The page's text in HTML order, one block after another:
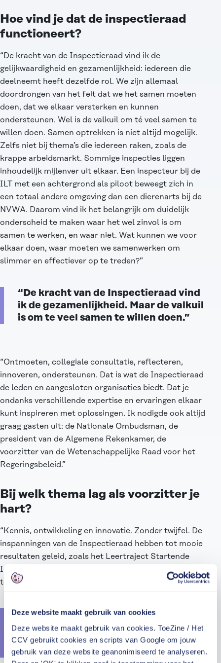
Deze website maakt gebruik van cookies
Deze website maakt gebruik van cookies. ToeZine / Het
CCV gebruikt cookies en scripts van Google om jouw
gebruik van deze website geanonimiseerd te analyseren.
Hoe vind je dat de inspectieraad
functioneert?
“De kracht van de Inspectieraad vind ik de
gelijkwaardigheid en gezamenlijkheid: iedereen die
deelneemt heeft dezelfde rol. We zijn allemaal
doordrongen van het feit dat we het samen moeten
doen, dat we elkaar versterken en kunnen
ondersteunen. Wel is de valkuil om té veel samen te
willen doen. Samen optrekken is niet altijd mogelijk.
Zelfs niet bij thema’s die iedereen raken, zoals de
krappe arbeidsmarkt. Sommige inspecties liggen
inhoudelijk mijlenver uit elkaar. Een inspecteur bij de
ILT met een achtergrond als piloot beweegt zich in
een totaal andere omgeving dan een dierenarts bij de
NVWA. Daarom vind ik het belangrijk om duidelijk
onderscheid te maken waar het wel zinvol is om
samen te werken, en waar niet. Wat kunnen we voor
elkaar doen, waar moeten we samenwerken om
slimmer en effectiever op te treden?”
“De kracht van de Inspectieraad vind
ik de gezamenlijkheid. Maar de valkuil
is om te veel samen te willen doen.”
“Ontmoeten, collegiale consultatie, reflecteren,
innoveren, ondersteunen. Dat is wat de Inspectieraad
de leden en aangesloten organisaties biedt. Dat je
ondanks verschillende expertise en ervaringen elkaar
kunt inspireren met oplossingen. Ik nodigde ook altijd
graag gasten uit: de Nationale Ombudsman, de
president van de Algemene Rekenkamer, de
voorzitter van de Wetenschappelijke Raad voor het
Regeringsbeleid.”
Bij welk thema lag als voorzitter je
hart?
“Kennis, ontwikkeling en innovatie. Zonder twijfel. De
inspanningen van de Inspectieraad hebben tot mooie
resultaten geleid, zoals het Leertraject Startende
Inspecteurs en sinds kort ook een leergang voor
topbestuurders.”
“Als inspectie kun je niet anders dan
innoveren om je werk te kunnen
blijven doen. Dat is een voortdurende
opgave.”